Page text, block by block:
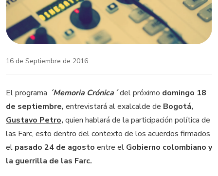
16 de Septiembre de 2016
El programa ´Memoria Crónica´del próximo domingo 18
de septiembre, entrevistará al exalcalde de Bogotá,
Gustavo Petro, quien hablará de la participación política de
las Farc, esto dentro del contexto de los acuerdos firmados
el pasado 24 de agosto entre el Gobierno colombiano y
la guerrilla de las Farc.